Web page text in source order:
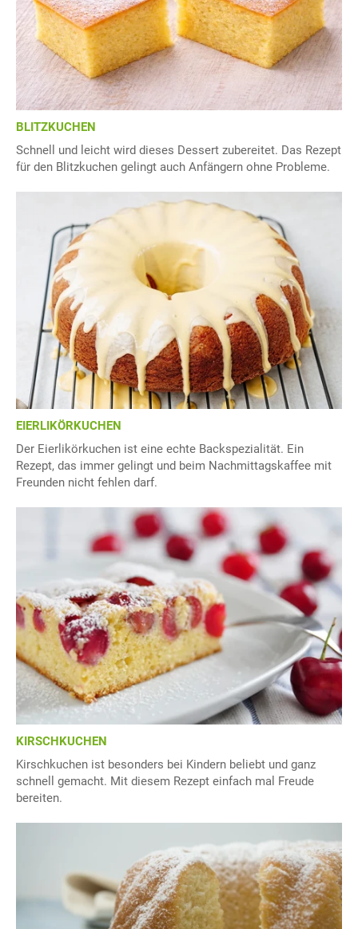
BLITZKUCHEN
Schnell und leicht wird dieses Dessert zubereitet. Das Rezept
für den Blitzkuchen gelingt auch Anfängern ohne Probleme.
EIERLIKÖRKUCHEN
Der Eierlikörkuchen ist eine echte Backspezialität. Ein
Rezept, das immer gelingt und beim Nachmittagskaffee mit
Freunden nicht fehlen darf.
KIRSCHKUCHEN
Kirschkuchen ist besonders bei Kindern beliebt und ganz
schnell gemacht. Mit diesem Rezept einfach mal Freude
bereiten.